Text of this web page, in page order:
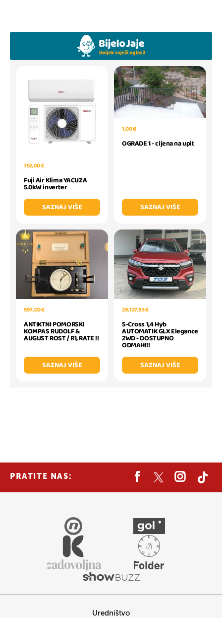
752,00 €
Fuji Air Klima YACUZA
5.0kW inverter
SAZNAJ VIŠE
1,00 €
OGRADE 1 - cijena na upit
SAZNAJ VIŠE
597,00 €
ANTIKTNI POMORSKI
KOMPAS RUDOLF &
AUGUST ROST / R1, RATE !!
SAZNAJ VIŠE
29.127,93 €
S-Cross 1,4 Hyb
AUTOMATIK GLX Elegance
2WD - DOSTUPNO
ODMAH!!!
SAZNAJ VIŠE
PRATITE NAS:
Uredništvo